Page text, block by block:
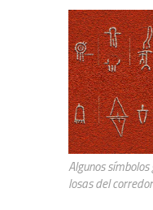
Algunos
losas del